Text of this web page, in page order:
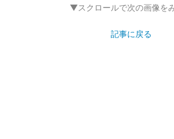
▼スクロールで次の画像を
記事に戻る